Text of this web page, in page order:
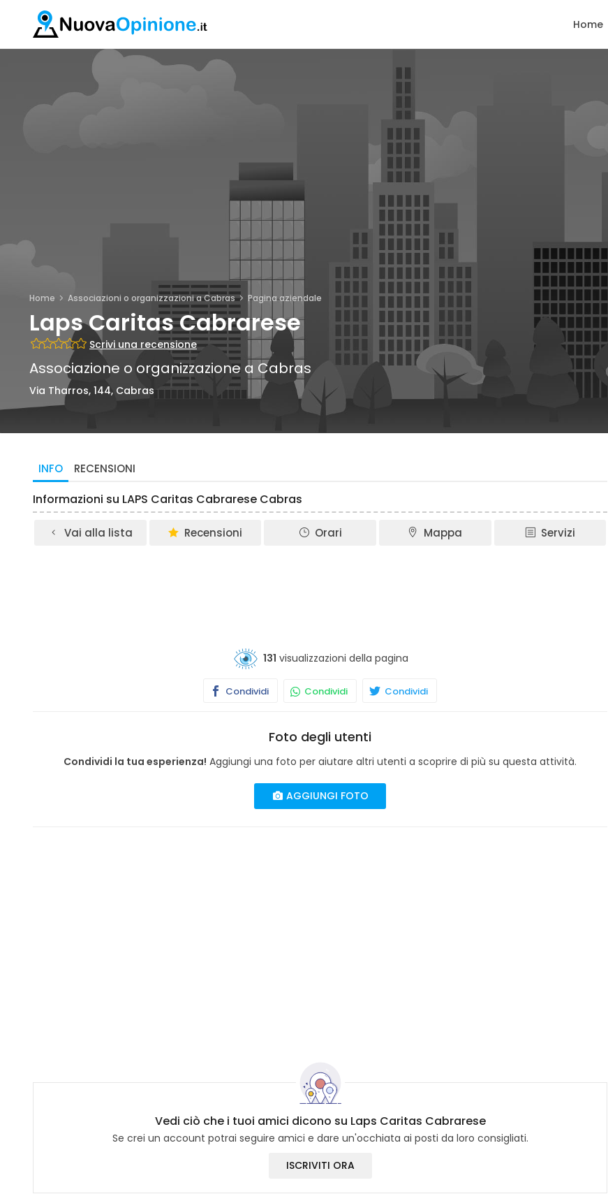
Home
Home Associazioni o organizzazioni a Cabras Pagina aziendale
Laps Caritas Cabrarese
Scrivi una recensione
Associazione o organizzazione a Cabras
Via Tharros, 144, Cabras
INFO RECENSIONI
Informazioni su LAPS Caritas Cabrarese Cabras
Vai alla lista Recensioni Orari Mappa Servizi
131 visualizzazioni della pagina
Condividi Condividi Condividi
Foto degli utenti
Condividi la tua esperienza! Aggiungi una foto per aiutare altri utenti a scoprire di più su questa attività.
AGGIUNGI FOTO
Vedi ciò che i tuoi amici dicono su Laps Caritas Cabrarese
Se crei un account potrai seguire amici e dare un'occhiata ai posti da loro consigliati.
ISCRIVITI ORA